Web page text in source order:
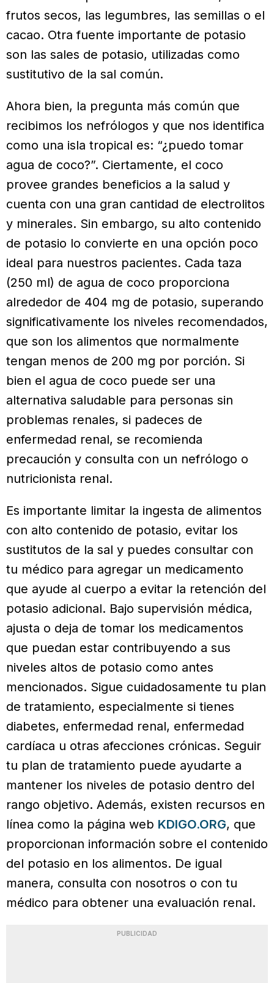
frutos secos, las legumbres, las semillas o el
cacao. Otra fuente importante de potasio
son las sales de potasio, utilizadas como
sustitutivo de la sal común.
Ahora bien, la pregunta más común que
recibimos los nefrólogos y que nos identifica
como una isla tropical es: “¿puedo tomar
agua de coco?”. Ciertamente, el coco
provee grandes beneficios a la salud y
cuenta con una gran cantidad de electrolitos
y minerales. Sin embargo, su alto contenido
de potasio lo convierte en una opción poco
ideal para nuestros pacientes. Cada taza
(250 ml) de agua de coco proporciona
alrededor de 404 mg de potasio, superando
significativamente los niveles recomendados,
que son los alimentos que normalmente
tengan menos de 200 mg por porción. Si
bien el agua de coco puede ser una
alternativa saludable para personas sin
problemas renales, si padeces de
enfermedad renal, se recomienda
precaución y consulta con un nefrólogo o
nutricionista renal.
Es importante limitar la ingesta de alimentos
con alto contenido de potasio, evitar los
sustitutos de la sal y puedes consultar con
tu médico para agregar un medicamento
que ayude al cuerpo a evitar la retención del
potasio adicional. Bajo supervisión médica,
ajusta o deja de tomar los medicamentos
que puedan estar contribuyendo a sus
niveles altos de potasio como antes
mencionados. Sigue cuidadosamente tu plan
de tratamiento, especialmente si tienes
diabetes, enfermedad renal, enfermedad
cardíaca u otras afecciones crónicas. Seguir
tu plan de tratamiento puede ayudarte a
mantener los niveles de potasio dentro del
rango objetivo. Además, existen recursos en
línea como la página web KDIGO.ORG, que
proporcionan información sobre el contenido
del potasio en los alimentos. De igual
manera, consulta con nosotros o con tu
médico para obtener una evaluación renal.
PUBLICIDAD